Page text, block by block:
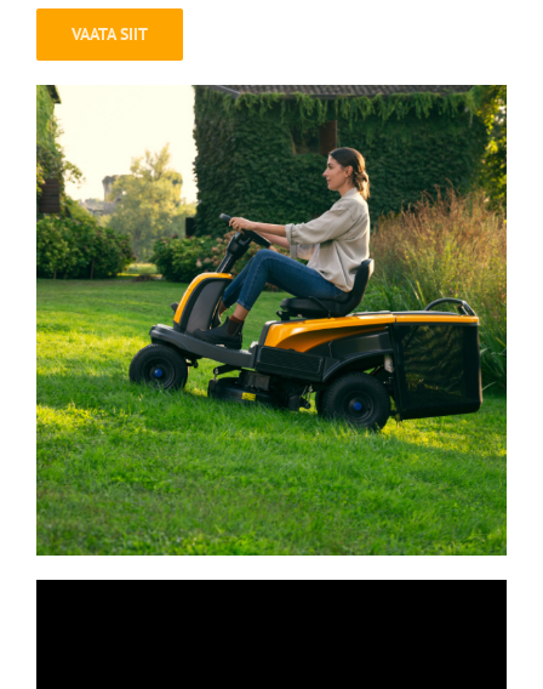
VAATA SIIT